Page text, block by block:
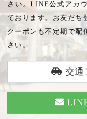
さい。LINE公式アカ
ております。お友だち
クーポンも不定期で配
さい。
交通